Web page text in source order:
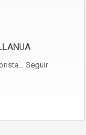
Seguir